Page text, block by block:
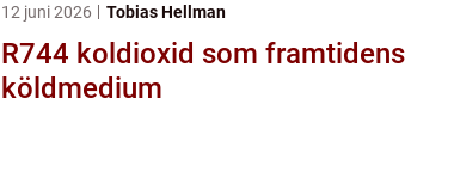
12 juni 2026 Tobias Hellman
R744 koldioxid som framtidens
köldmedium